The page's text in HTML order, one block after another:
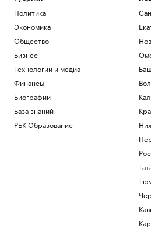
Политика
Экономика
Общество
Бизнес
Технологии и медиа
Финансы
Биографии
База знаний
РБК Образование